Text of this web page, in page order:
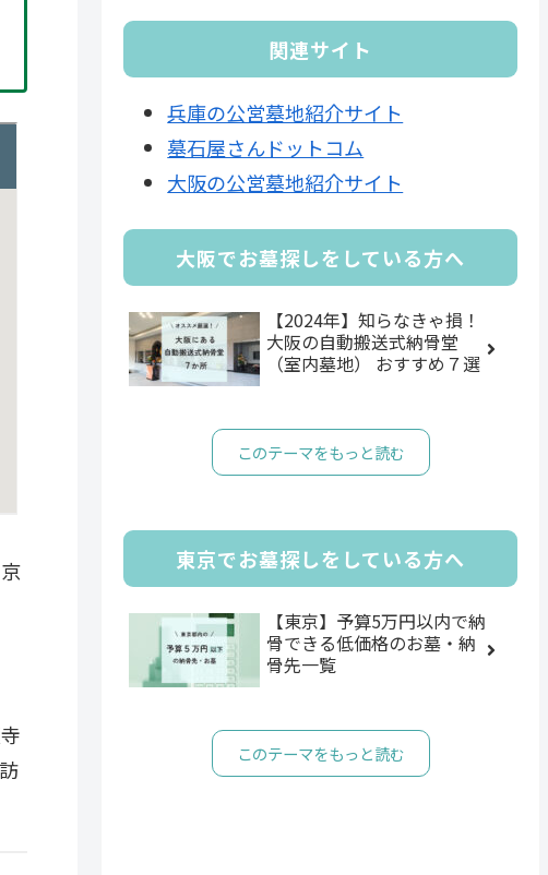
関連サイト
兵庫の公営墓地紹介サイト
墓石屋さんドットコム
大阪の公営墓地紹介サイト
大阪でお墓探しをしている方へ
【2024年】知らなきゃ損！
大阪の自動搬送式納骨堂
（室内墓地） おすすめ７選
このテーマをもっと読む
東京でお墓探しをしている方へ
【東京】予算5万円以内で納
骨できる低価格のお墓・納
骨先一覧
このテーマをもっと読む